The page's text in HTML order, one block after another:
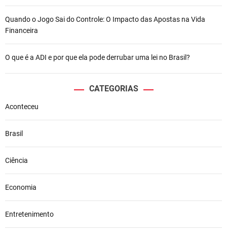
Quando o Jogo Sai do Controle: O Impacto das Apostas na Vida
Financeira
O que é a ADI e por que ela pode derrubar uma lei no Brasil?
CATEGORIAS
Aconteceu
Brasil
Ciência
Economia
Entretenimento